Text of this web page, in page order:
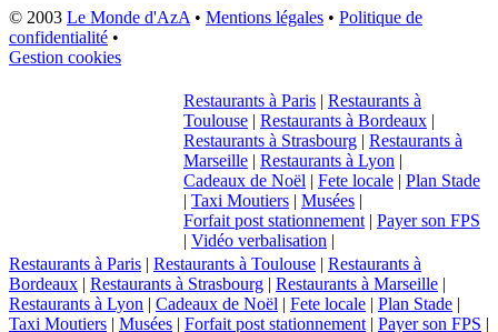
© 2003 Le Monde d'AzA• Mentions légales • Politique de
confidentialité •
Gestion cookies
Restaurants à Paris | Restaurants à
Toulouse | Restaurants à Bordeaux |
Restaurants à Strasbourg | Restaurants à
Marseille | Restaurants à Lyon |
Cadeaux de Noël | Fete locale | Plan Stade
| Taxi Moutiers | Musées |
Forfait post stationnement| Payer son FPS
| Vidéo verbalisation |
Restaurants à Paris | Restaurants à Toulouse | Restaurants à
Bordeaux | Restaurants à Strasbourg | Restaurants à Marseille |
Restaurants à Lyon | Cadeaux de Noël | Fete locale | Plan Stade |
Taxi Moutiers | Musées | Forfait post stationnement| Payer son FPS |